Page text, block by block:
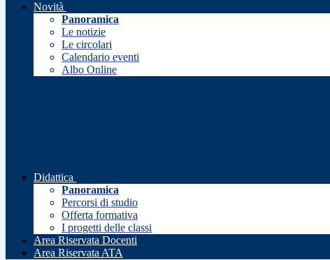
Novità
Panoramica
Le notizie
Le circolari
Calendario eventi
Albo Online
Didattica
Panoramica
Percorsi di studio
Offerta formativa
I progetti delle classi
Area Riservata Docenti
Area Riservata ATA